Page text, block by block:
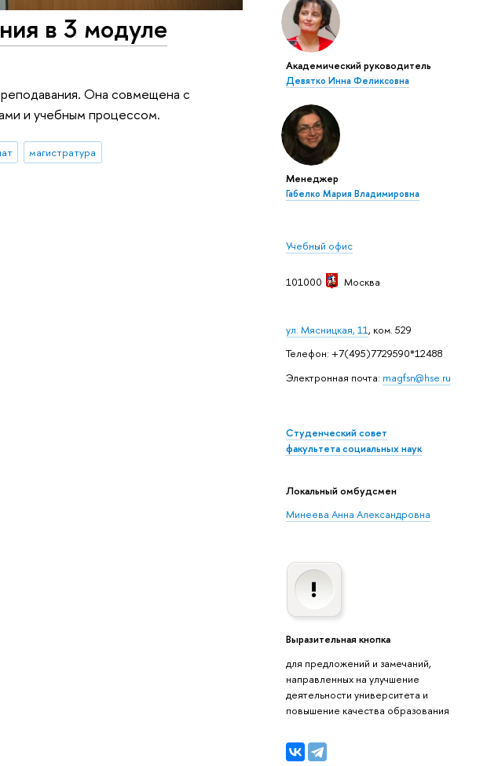
Академический руководитель
Девятко Инна Феликсовна
Менеджер
Габелко Мария Владимировна
Учебный офис
101000 Москва
ул. Мясницкая, 11, ком. 529
Телефон: +7(495)7729590*12488
Электронная почта: magfsn@hse.ru
Студенческий совет
факультета социальных наук
Локальный омбудсмен
Минеева Анна Александровна
Выразительная кнопка
для предложений и замечаний,
направленных на улучшение
деятельности университета и
повышение качества образования
в 3 модуле
Она совмещена с
и учебным процессом.
магистратура